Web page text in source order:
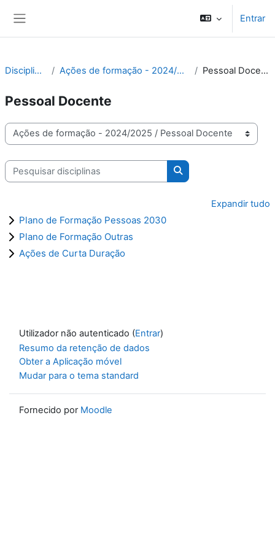
Entrar
Disciplinas Ações de formação - 2024/2025 Pessoal Docente
Pessoal Docente
Categorias de disciplinas
Pesquisar disciplinas
Pesquisar disciplinas
Expandir tudo
Plano de Formação Pessoas 2030
Plano de Formação Outras
Ações de Curta Duração
Utilizador não autenticado (Entrar)
Resumo da retenção de dados
Obter a Aplicação móvel
Mudar para o tema standard
Fornecido por Moodle